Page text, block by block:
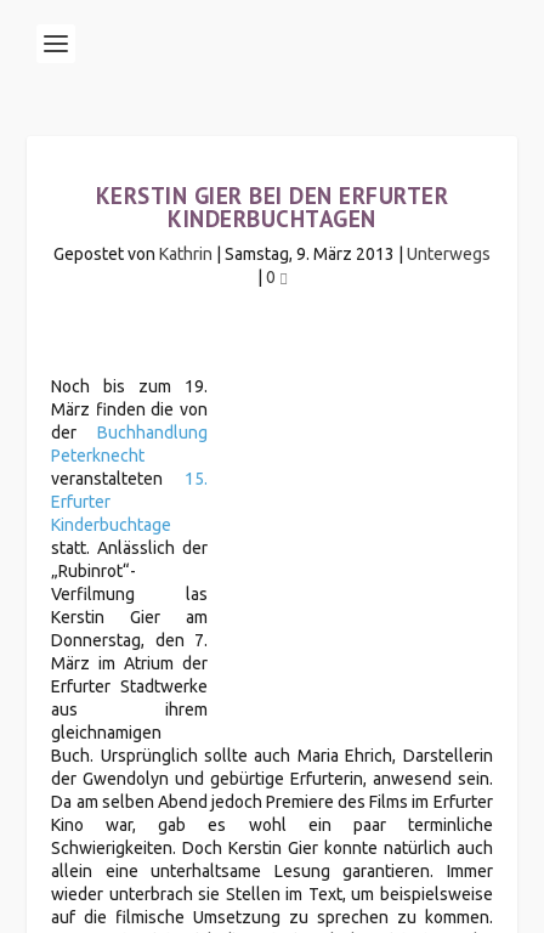
KERSTIN GIER BEI DEN ERFURTER
KINDERBUCHTAGEN
Gepostet von Kathrin Samstag, 9. März 2013
Unterwegs
0
Noch bis zum 19.
März finden die von
der Buchhandlung
Peterknecht
veranstalteten 15.
Erfurter
Kinderbuchtage
statt. Anlässlich der
„Rubinrot“-
Verfilmung las
Kerstin Gier am
Donnerstag, den 7.
März im Atrium der
Erfurter Stadtwerke
aus ihrem
gleichnamigen
Buch. Ursprünglich sollte auch Maria Ehrich, Darstellerin
der Gwendolyn und gebürtige Erfurterin, anwesend sein.
Da am selben Abend jedoch Premiere des Films im Erfurter
Kino war, gab es wohl ein paar terminliche
Schwierigkeiten. Doch Kerstin Gier konnte natürlich auch
allein eine unterhaltsame Lesung garantieren. Immer
wieder unterbrach sie Stellen im Text, um beispielsweise
auf die filmische Umsetzung zu sprechen zu kommen.